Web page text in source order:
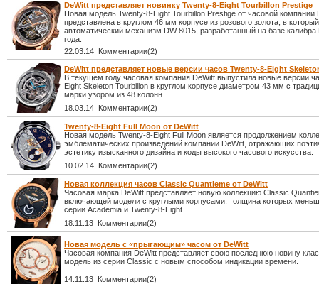
DeWitt представляет новинку Twenty-8-Eight Tourbillon Prestige
Новая модель Twenty-8-Eight Tourbillon Prestige от часовой компании
представлена в круглом 46 мм корпусе из розового золота, в
автоматический механизм DW 8015, разработанный на базе калибра
года.
22.03.14 Комментарии(2)
DeWitt представляет новые версии часов Twenty-8-Eight
В текущем году часовая компания DeWitt выпустила новые версии
Eight Skeleton Tourbillon в круглом корпусе диаметром 43 мм с
марки узором из 48 колонн.
18.03.14 Комментарии(2)
Twenty-8-Eight Full Moon от DeWitt
Новая модель Twenty-8-Eight Full Moon является продолжением
эмблематических произведений компании DeWitt, отражающих
эстетику изысканного дизайна и коды высокого часового искусства.
10.02.14 Комментарии(2)
Новая коллекция часов Classic Quantieme от DeWitt
Часовая марка DeWitt представляет новую коллекцию Classic
включающей модели с круглыми корпусами, толщина которых
серии Academia и Twenty-8-Eight.
18.11.13 Комментарии(2)
Новая модель с «прыгающим» часом от DeWitt
Часовая компания DeWitt представляет свою последнюю новину
модель из серии Classic с новым способом индикации времени.
14.11.13 Комментарии(2)